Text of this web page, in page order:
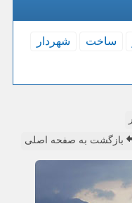
ساخت
شهردار
بازگشت به صفحه اصلی